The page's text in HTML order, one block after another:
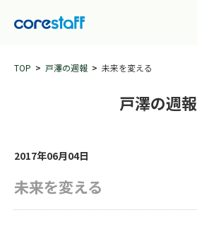
TOP 戸澤の週報 未来を変える
戸澤の週報
2017年06月04日
未来を変える